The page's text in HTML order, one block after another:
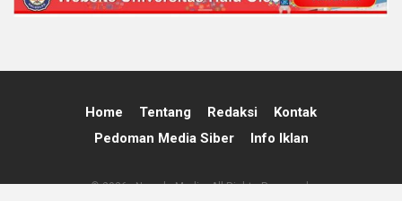
Home Tentang Redaksi
Kontak
Pedoman Media Siber
Info Iklan
© 2026 - Nawala Media. All Rights Reserved.